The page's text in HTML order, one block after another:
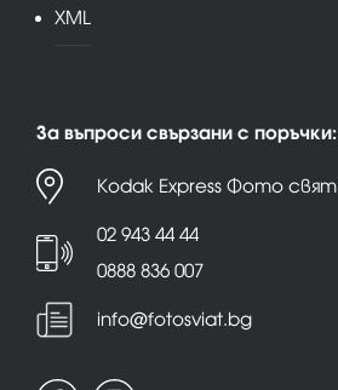
XML
За въпроси свързани с поръчки:
Kodak Express Фото свят
02 943 44 44
0888 836 007
info@fotosviat.bg